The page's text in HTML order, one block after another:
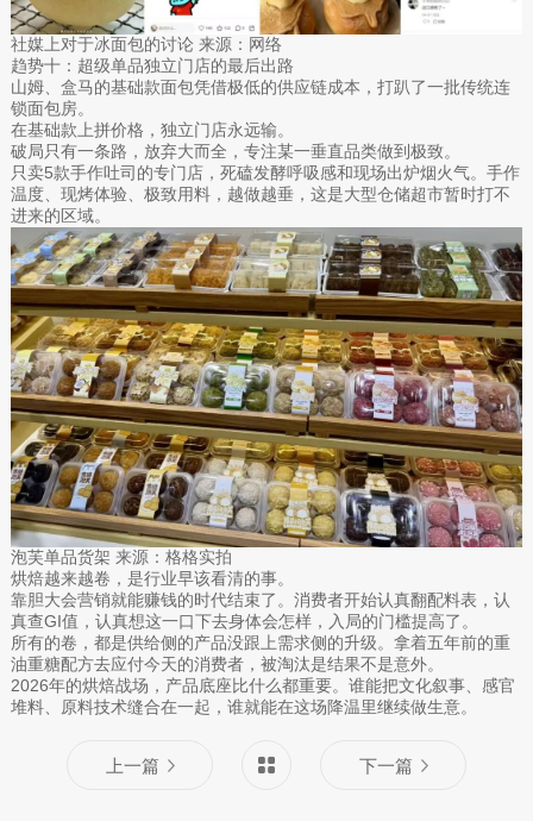
社媒上对于冰面包的讨论 来源：网络
趋势十：超级单品独立门店的最后出路
山姆、盒马的基础款面包凭借极低的供应链成本，打趴了一批传统连
锁面包房。
在基础款上拼价格，独立门店永远输。
破局只有一条路，放弃大而全，专注某一垂直品类做到极致。
只卖5款手作吐司的专门店，死磕发酵呼吸感和现场出炉烟火气。手作
温度、现烤体验、极致用料，越做越垂，这是大型仓储超市暂时打不
进来的区域。
泡芙单品货架 来源：格格实拍
烘焙越来越卷，是行业早该看清的事。
靠胆大会营销就能赚钱的时代结束了。消费者开始认真翻配料表，认
真查GI值，认真想这一口下去身体会怎样，入局的门槛提高了。
所有的卷，都是供给侧的产品没跟上需求侧的升级。拿着五年前的重
油重糖配方去应付今天的消费者，被淘汰是结果不是意外。
2026年的烘焙战场，产品底座比什么都重要。谁能把文化叙事、感官
堆料、原料技术缝合在一起，谁就能在这场降温里继续做生意。
上一篇 下一篇